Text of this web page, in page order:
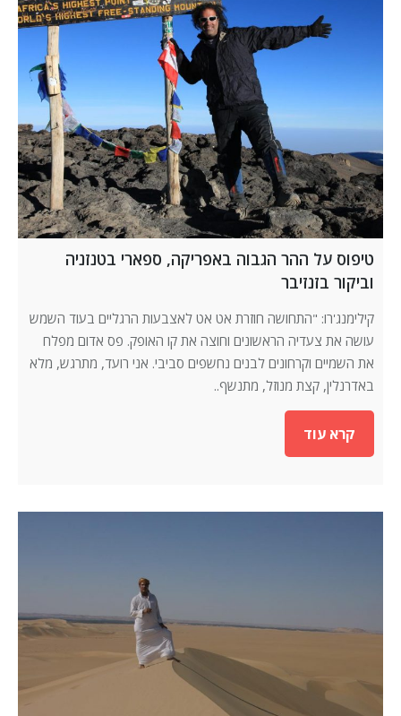
טיפוס על ההר הגבוה באפריקה, ספארי בטנזניה
וביקור בזנזיבר
קילימנג'רו: "התחושה חוזרת אט אט לאצבעות הרגליים בעוד השמש
עושה את צעדיה הראשונים וחוצה את קו האופק. פס אדום מפלח
את השמיים וקרחונים לבנים נחשפים סביבי. אני רועד, מתרגש, מלא
באדרנלין, קצת מנוזל, מתנשף..
קרא עוד